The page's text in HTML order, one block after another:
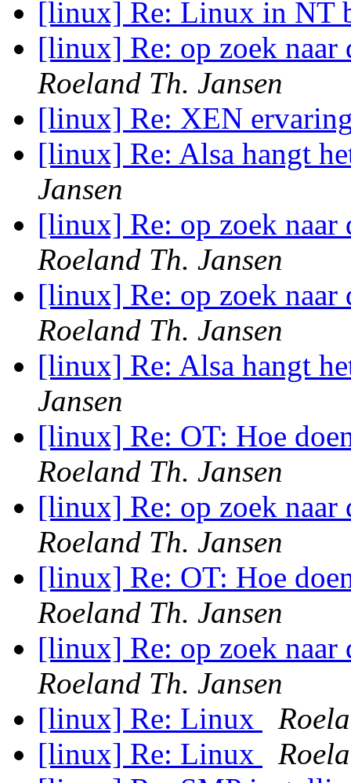
[linux] Re: Linux in NT
[linux] Re: op zoek
Roeland Th. Jansen
[linux] Re: XEN
[linux] Re: Alsa hangt
Jansen
[linux] Re: op zoek
Roeland Th. Jansen
[linux] Re: op zoek
Roeland Th. Jansen
[linux] Re: Alsa hangt
Jansen
[linux] Re: OT: Hoe
Roeland Th. Jansen
[linux] Re: op zoek
Roeland Th. Jansen
[linux] Re: OT: Hoe
Roeland Th. Jansen
[linux] Re: op zoek
Roeland Th. Jansen
[linux] Re: Linux
[linux] Re: Linux